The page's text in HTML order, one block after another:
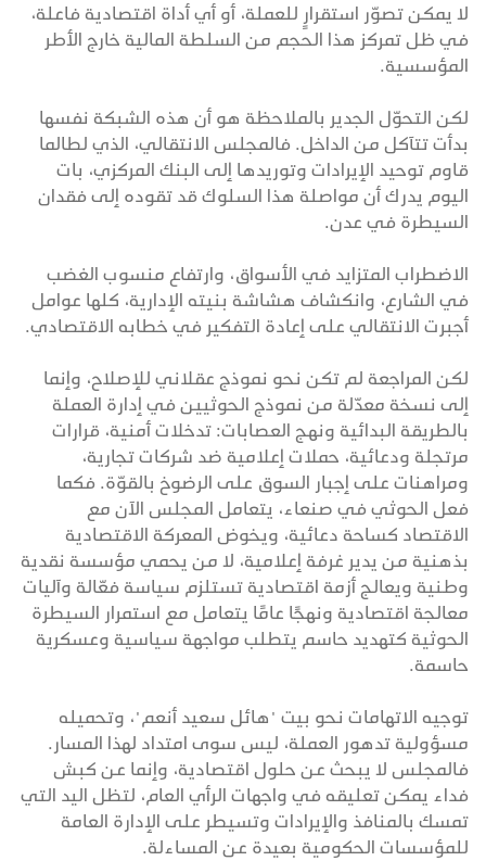
لا يمكن تصوّر استقرارٍ للعملة، أو أي أداة اقتصادية فاعلة،
في ظل تمركز هذا الحجم من السلطة المالية خارج الأطر
المؤسسية.
لكن التحوّل الجدير بالملاحظة هو أن هذه الشبكة نفسها
بدأت تتآكل من الداخل. فالمجلس الانتقالي، الذي لطالما
قاوم توحيد الإيرادات وتوريدها إلى البنك المركزي، بات
اليوم يدرك أن مواصلة هذا السلوك قد تقوده إلى فقدان
السيطرة في عدن.
الاضطراب المتزايد في الأسواق، وارتفاع منسوب الغضب
في الشارع، وانكشاف هشاشة بنيته الإدارية، كلها عوامل
أجبرت الانتقالي على إعادة التفكير في خطابه الاقتصادي.
لكن المراجعة لم تكن نحو نموذج عقلاني للإصلاح، وإنما
إلى نسخة معدّلة من نموذج الحوثيين في إدارة العملة
بالطريقة البدائية ونهج العصابات: تدخلات أمنية، قرارات
مرتجلة ودعائية، حملات إعلامية ضد شركات تجارية،
ومراهنات على إجبار السوق على الرضوخ بالقوّة. فكما
فعل الحوثي في صنعاء، يتعامل المجلس الآن مع
الاقتصاد كساحة دعائية، ويخوض المعركة الاقتصادية
بذهنية من يدير غرفة إعلامية، لا من يحمي مؤسسة نقدية
وطنية ويعالج أزمة اقتصادية تستلزم سياسة فعّالة وآليات
معالجة اقتصادية ونهجًا عامًا يتعامل مع استمرار السيطرة
الحوثية كتهديد حاسم يتطلب مواجهة سياسية وعسكرية
حاسمة.
توجيه الاتهامات نحو بيت "هائل سعيد أنعم"، وتحميله
مسؤولية تدهور العملة، ليس سوى امتداد لهذا المسار.
فالمجلس لا يبحث عن حلول اقتصادية، وإنما عن كبش
فداء يمكن تعليقه في واجهات الرأي العام، لتظل اليد التي
تمسك بالمنافذ والإيرادات وتسيطر على الإدارة العامة
للمؤسسات الحكومية بعيدة عن المساءلة.